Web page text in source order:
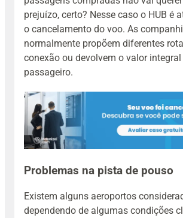
prejuízo, certo? Nesse caso o HUB é
o cancelamento do voo. As
normalmente propõem diferentes
conexão ou devolvem o valor
passageiro.
Problemas na pista de pouso
Existem alguns aeroportos
dependendo de algumas condições